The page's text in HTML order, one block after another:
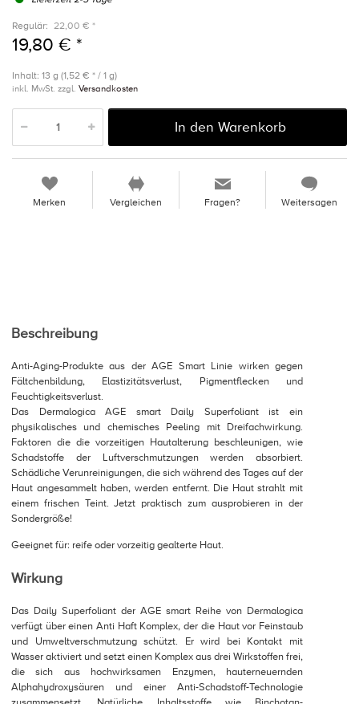
Regulär: 22,00 € *
19,80 € *
Inhalt: 13 g (1,52 € * / 1 g)
inkl. MwSt. zzgl. Versandkosten
In den Warenkorb
Merken Vergleichen Fragen? Weitersagen
Beschreibung
Anti-Aging-Produkte aus der AGE Smart Linie wirken gegen
Fältchenbildung, Elastizitätsverlust, Pigmentflecken und
Feuchtigkeitsverlust.
Das Dermalogica AGE smart Daily Superfoliant ist ein
physikalisches und chemisches Peeling mit Dreifachwirkung.
Faktoren die die vorzeitigen Hautalterung beschleunigen, wie
Schadstoffe der Luftverschmutzungen werden absorbiert.
Schädliche Verunreinigungen, die sich während des Tages auf der
Haut angesammelt haben, werden entfernt. Die Haut strahlt mit
einem frischen Teint. Jetzt praktisch zum ausprobieren in der
Sondergröße!
Geeignet für: reife oder vorzeitig gealterte Haut.
Wirkung
Das Daily Superfoliant der AGE smart Reihe von Dermalogica
verfügt über einen Anti Haft Komplex, der die Haut vor Feinstaub
und Umweltverschmutzung schützt. Er wird bei Kontakt mit
Wasser aktiviert und setzt einen Komplex aus drei Wirkstoffen frei,
die sich aus hochwirksamen Enzymen, hauterneuernden
Alphahydroxysäuren und einer Anti-Schadstoff-Technologie